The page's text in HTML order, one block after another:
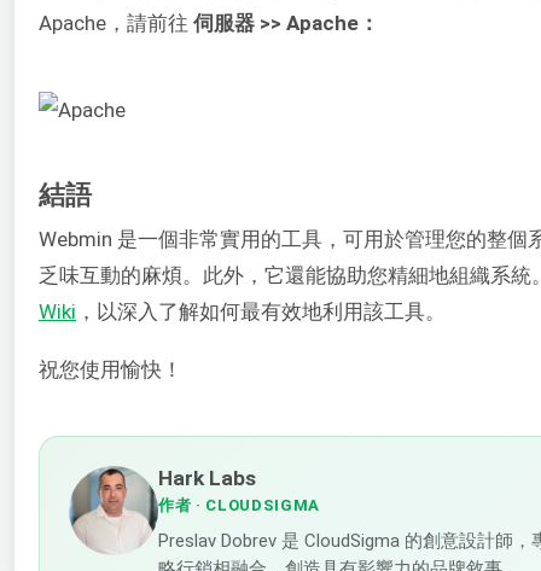
Apache，請前往 伺服器 >> Apache：
結語
Webmin 是一個非常實用的工具，可用於管理您的整
乏味互動的麻煩。此外，它還能協助您精細地組織系
Wiki ，以深入了解如何最有效地利用該工具。
祝您使用愉快！
Hark Labs
作者 · CLOUDSIGMA
Preslav Dobrev 是 CloudSigma 的創意設計師